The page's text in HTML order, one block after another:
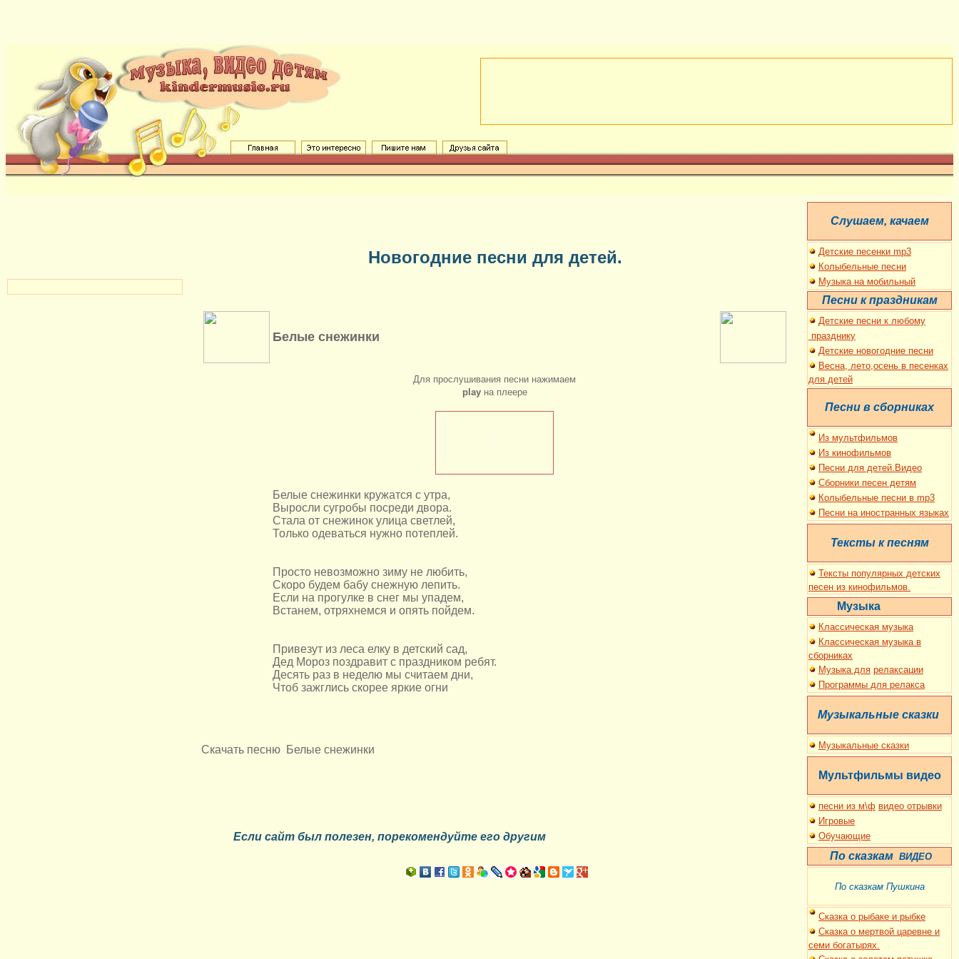
Новогодние песни для детей.
Белые снежинки
Для прослушивания песни нажимаем
playна плеере
Белые снежинки кружатся с утра,
Выросли сугробы посреди двора.
Стала от снежинок улица светлей,
Только одеваться нужно потеплей.
Просто невозможно зиму не любить,
Скоро будем бабу снежную лепить.
Если на прогулке в снег мы упадем,
Встанем, отряхнемся и опять пойдем.
Привезут из леса елку в детский сад,
Дед Мороз поздравит с праздником ребят.
Десять раз в неделю мы считаем дни,
Чтоб зажглись скорее яркие огни
Скачать песню Белые снежинки
Если сайт был полезен, порекомендуйте его другим
Cлушаем, качаем
Детские песенки mp3
Колыбельные песни
Музыка на мобильный
Песни к праздникам
Детские песни к любому
празднику
Детские новогодние песни
Весна, лето,осень в песенках
для детей
Песни в сборниках
Из мультфильмов
Из кинофильмов
Песни для детей.Видео
Сборники песен детям
Колыбельные песни в mp3
Песни на иностранных языках
Тексты к песням
Тексты популярных детских
песен из кинофильмов.
Музыка
Классическая музыка
Классическая музыка в
сборниках
Музыка для релаксации
Программы для релакса
Музыкальные сказки
Музыкальные сказки
Мультфильмы видео
песни из м\ф видео отрывки
Игровые
Обучающие
По сказкам ВИДЕО
По сказкам Пушкина
Сказка о рыбаке и рыбке
Сказка о мертвой царевне и
семи богатырях.